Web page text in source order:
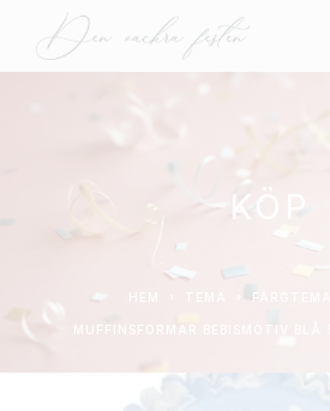
KÖP
MUFFINSFORMAR BEBISMOTIV